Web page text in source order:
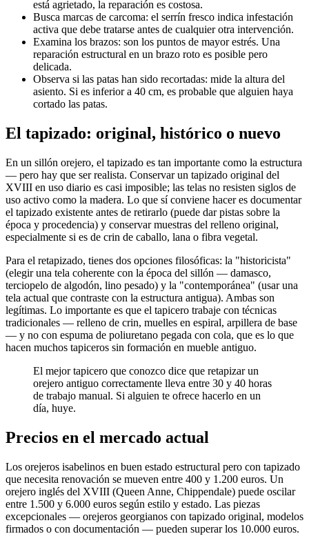
está agrietado, la reparación es costosa.
Busca marcas de carcoma: el serrín fresco indica infestación
activa que debe tratarse antes de cualquier otra intervención.
Examina los brazos: son los puntos de mayor estrés. Una
reparación estructural en un brazo roto es posible pero
delicada.
Observa si las patas han sido recortadas: mide la altura del
asiento. Si es inferior a 40 cm, es probable que alguien haya
cortado las patas.
El tapizado: original, histórico o nuevo
En un sillón orejero, el tapizado es tan importante como la estructura
— pero hay que ser realista. Conservar un tapizado original del
XVIII en uso diario es casi imposible; las telas no resisten siglos de
uso activo como la madera. Lo que sí conviene hacer es documentar
el tapizado existente antes de retirarlo (puede dar pistas sobre la
época y procedencia) y conservar muestras del relleno original,
especialmente si es de crin de caballo, lana o fibra vegetal.
Para el retapizado, tienes dos opciones filosóficas: la "historicista"
(elegir una tela coherente con la época del sillón — damasco,
terciopelo de algodón, lino pesado) y la "contemporánea" (usar una
tela actual que contraste con la estructura antigua). Ambas son
legítimas. Lo importante es que el tapicero trabaje con técnicas
tradicionales — relleno de crin, muelles en espiral, arpillera de base
— y no con espuma de poliuretano pegada con cola, que es lo que
hacen muchos tapiceros sin formación en mueble antiguo.
El mejor tapicero que conozco dice que retapizar un
orejero antiguo correctamente lleva entre 30 y 40 horas
de trabajo manual. Si alguien te ofrece hacerlo en un
día, huye.
Precios en el mercado actual
Los orejeros isabelinos en buen estado estructural pero con tapizado
que necesita renovación se mueven entre 400 y 1.200 euros. Un
orejero inglés del XVIII (Queen Anne, Chippendale) puede oscilar
entre 1.500 y 6.000 euros según estilo y estado. Las piezas
excepcionales — orejeros georgianos con tapizado original, modelos
firmados o con documentación — pueden superar los 10.000 euros.